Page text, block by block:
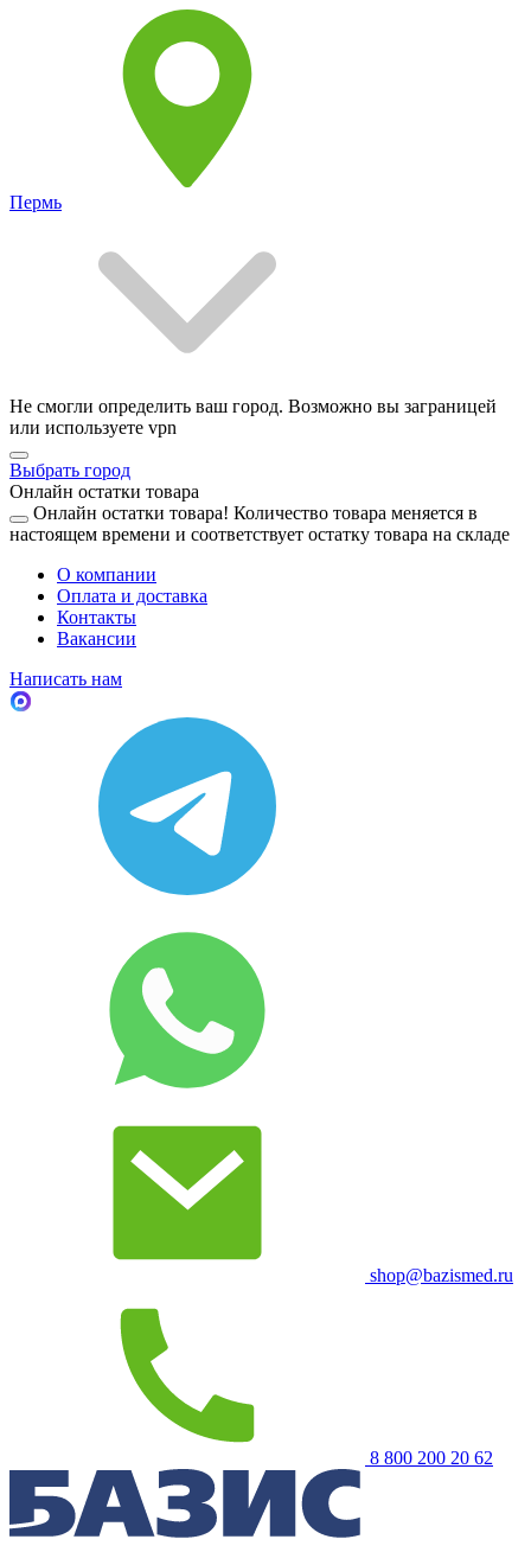
Пермь
Не смогли определить ваш город. Возможно вы заграницей
или используете vpn
Выбрать город
Онлайн остатки товара
Онлайн остатки товара! Количество товара меняется в
настоящем времени и соответствует остатку товара на складе
О компании
Оплата и доставка
Контакты
Вакансии
Написать нам
shop@bazismed.ru
8 800 200 20 62